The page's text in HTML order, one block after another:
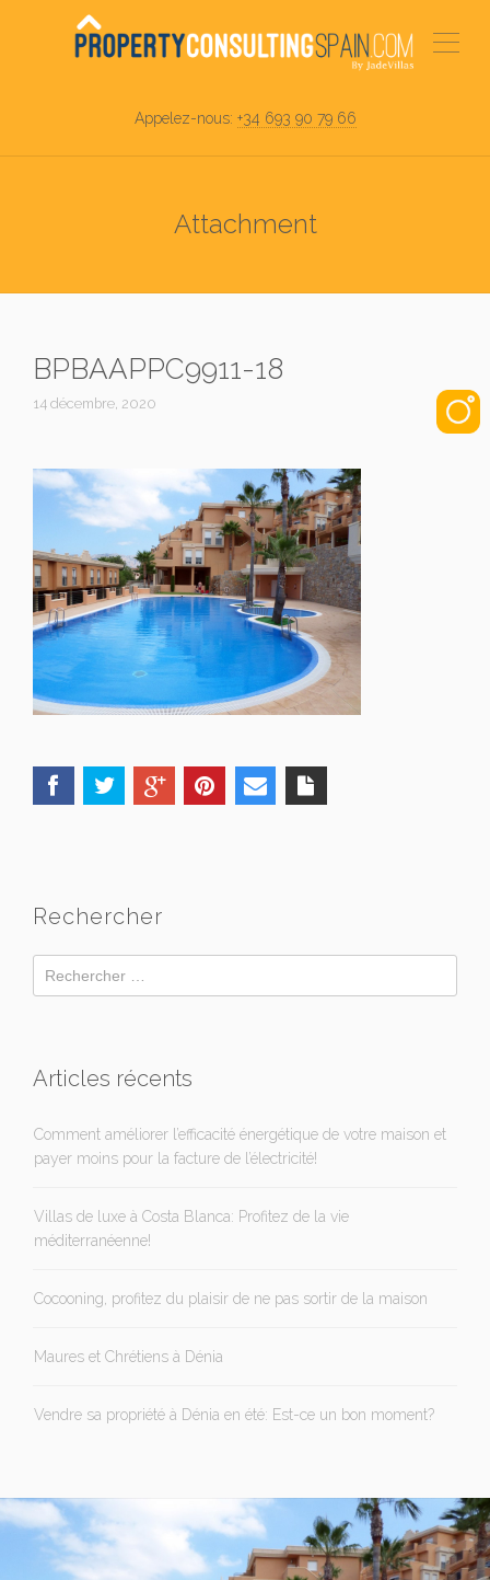
Appelez-nous: +34 693 90 79 66
Attachment
BPBAAPPC9911-18
14 décembre, 2020
Rechercher
Articles récents
Comment améliorer l’efficacité énergétique de votre maison et
payer moins pour la facture de l’électricité!
Villas de luxe à Costa Blanca: Profitez de la vie
méditerranéenne!
Cocooning, profitez du plaisir de ne pas sortir de la maison
Maures et Chrétiens à Dénia
Vendre sa propriété à Dénia en été: Est-ce un bon moment?